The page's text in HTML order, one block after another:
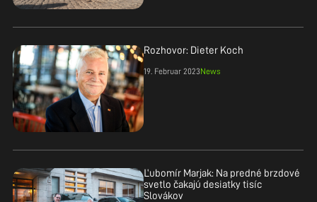
Rozhovor: Dieter Koch
19. Februar 2023News
Ľubomír Marjak: Na predné brzdové
svetlo čakajú desiatky tisíc
Slovákov